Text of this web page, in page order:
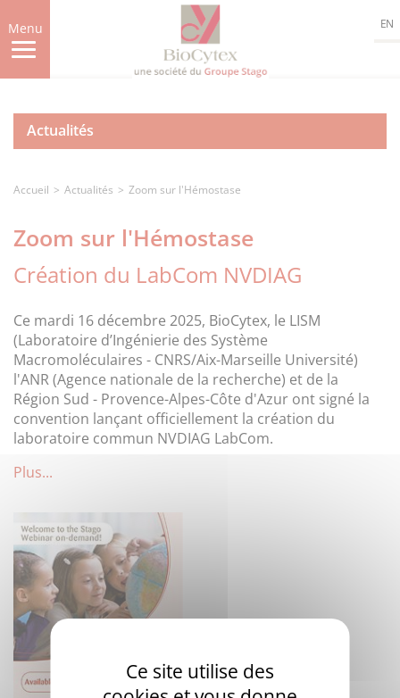
au
contenu
principal
Menu EN
Actualités
Accueil Actualités Zoom sur l'Hémostase
Zoom sur l'Hémostase
Création du LabCom NVDIAG
Ce mardi 16 décembre 2025, BioCytex, le LISM
(Laboratoire d’Ingénierie des Système
Macromoléculaires - CNRS/Aix-Marseille Université)
l'ANR (Agence nationale de la recherche) et de la
Région Sud - Provence-Alpes-Côte d'Azur ont signé la
convention lançant officiellement la création du
laboratoire commun NVDIAG LabCom.
Plus...
Ce site utilise des